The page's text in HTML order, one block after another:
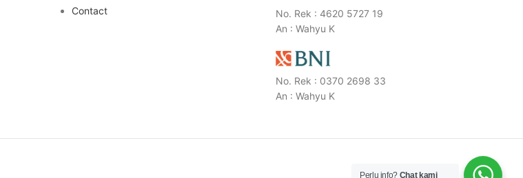
Contact
No. Rek : 4620 5727 19
An : Wahyu K
No. Rek : 0370 2698 33
An : Wahyu K
Perlu info? Chat kami